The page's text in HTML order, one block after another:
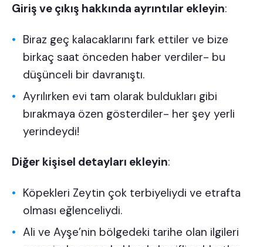
Giriş ve çıkış hakkında ayrıntılar ekleyin:
Biraz geç kalacaklarını fark ettiler ve bize
birkaç saat önceden haber verdiler- bu
düşünceli bir davranıştı.
Ayrılırken evi tam olarak buldukları gibi
bırakmaya özen gösterdiler- her şey yerli
yerindeydi!
Diğer kişisel detayları ekleyin:
Köpekleri Zeytin çok terbiyeliydi ve etrafta
olması eğlenceliydi.
Ali ve Ayşe’nin bölgedeki tarihe olan ilgileri